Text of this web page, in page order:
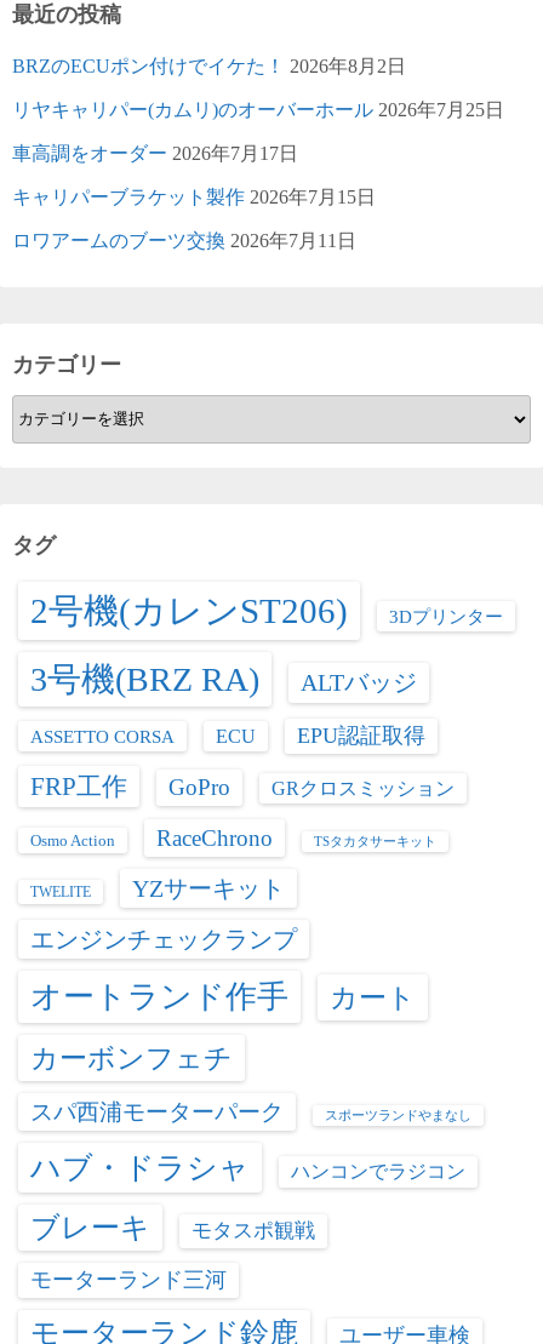
最近の投稿
BRZのECUポン付けでイケた！ 2026年8月2日
リヤキャリパー(カムリ)のオーバーホール 2026年7月25日
車高調をオーダー 2026年7月17日
キャリパーブラケット製作 2026年7月15日
ロワアームのブーツ交換 2026年7月11日
カテゴリー
カ
テ
ー
タグ
2号機(カレンST206) 3Dプリンター
3号機(BRZ RA) ALTバッジ
ASSETTO CORSA ECU EPU認証取得
FRP工作 GoPro GRクロスミッション
Osmo Action RaceChrono TSタカタサーキット
TWELITE
YZサーキット
エンジンチェックランプ
オートランド作手
カート
カーボンフェチ
スパ西浦モーターパーク スポーツランドやまなし
ハブ・ドラシャ ハンコンでラジコン
ブレーキ モタスポ観戦
モーターランド三河
モーターランド鈴鹿 ユーザー車検